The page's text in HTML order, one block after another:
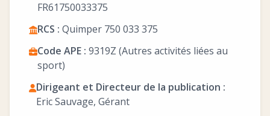
FR61750033375
RCS : Quimper 750 033 375
Code APE : 9319Z (Autres activités liées au
sport)
Dirigeant et Directeur de la publication :
Eric Sauvage, Gérant